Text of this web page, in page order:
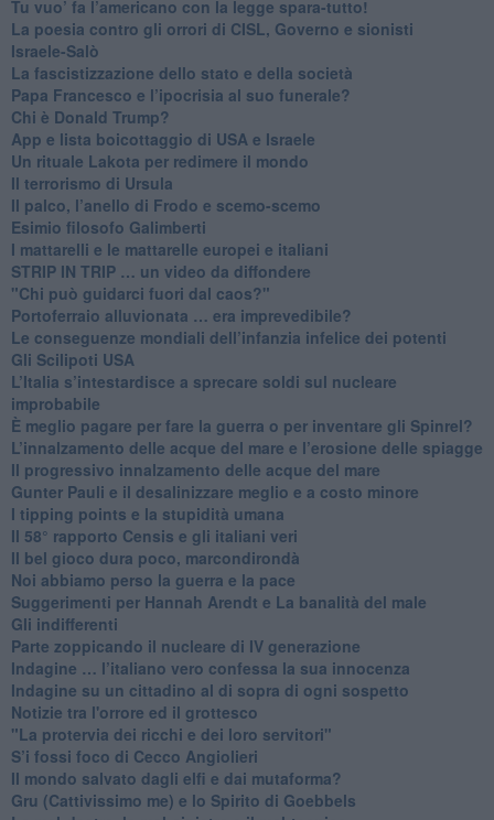
Tu vuo’ fa l’americano con la legge spara-tutto!
La poesia contro gli orrori di CISL, Governo e sionisti
Israele-Salò
​La fascistizzazione dello stato e della società
Papa Francesco e l’ipocrisia al suo funerale?
​Chi è Donald Trump?
App e lista boicottaggio di USA e Israele
​Un rituale Lakota per redimere il mondo
Il terrorismo di Ursula
​Il palco, l’anello di Frodo e scemo-scemo
Esimio filosofo Galimberti
​I mattarelli e le mattarelle europei e italiani
​STRIP IN TRIP … un video da diffondere
"Chi può guidarci fuori dal caos?"
​Portoferraio alluvionata … era imprevedibile?
Le conseguenze mondiali dell’infanzia infelice dei potenti
​Gli Scilipoti USA
L’Italia s’intestardisce a sprecare soldi sul nucleare
improbabile
È meglio pagare per fare la guerra o per inventare gli Spinrel?
​L’innalzamento delle acque del mare e l’erosione delle spiagge
​Il progressivo innalzamento delle acque del mare
​Gunter Pauli e il desalinizzare meglio e a costo minore
I tipping points e la stupidità umana
​Il 58° rapporto Censis e gli italiani veri
​Il bel gioco dura poco, marcondirondà
Noi abbiamo perso la guerra e la pace
Suggerimenti per Hannah Arendt e La banalità del male
​Gli indifferenti
Parte zoppicando il nucleare di IV generazione
​Indagine … l’italiano vero confessa la sua innocenza
Indagine su un cittadino al di sopra di ogni sospetto
Notizie tra l'orrore ed il grottesco
"La protervia dei ricchi e dei loro servitori"
S’i fossi foco di Cecco Angiolieri
​Il mondo salvato dagli elfi e dai mutaforma?
Gru (Cattivissimo me) e lo Spirito di Goebbels